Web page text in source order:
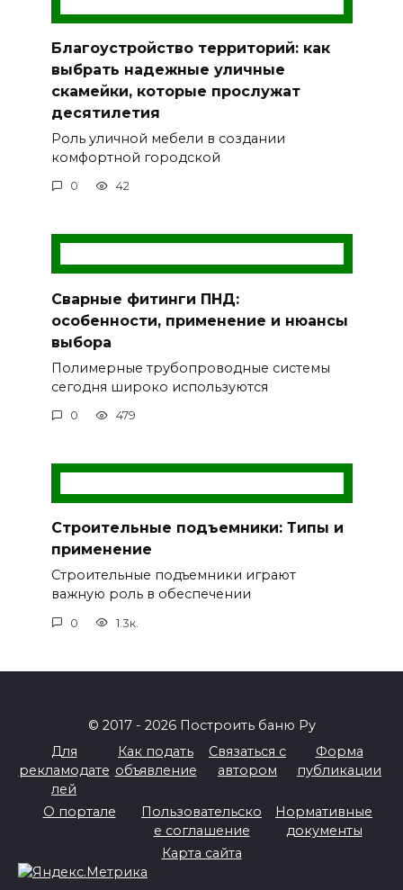
Благоустройство территорий: как
выбрать надежные уличные
скамейки, которые прослужат
десятилетия
Роль уличной мебели в создании
комфортной городской
0 42
Сварные фитинги ПНД:
особенности, применение и нюансы
выбора
Полимерные трубопроводные системы
сегодня широко используются
0 479
Строительные подъемники: Типы и
применение
Строительные подъемники играют
важную роль в обеспечении
0 1.3к.
© 2017 - 2026 Построить баню Ру
Для
рекламодате
лей
Как подать
объявление
Связаться с
автором
Форма
публикации
О портале
Пользовательско
е соглашение
Нормативные
документы
Карта сайта